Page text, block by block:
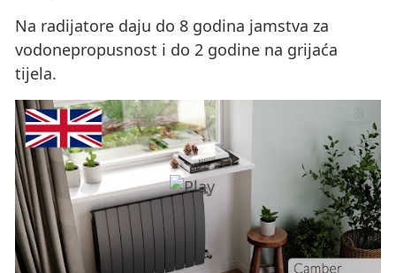
Na radijatore daju do 8 godina jamstva za
vodonepropusnost i do 2 godine na grijaća
tijela.